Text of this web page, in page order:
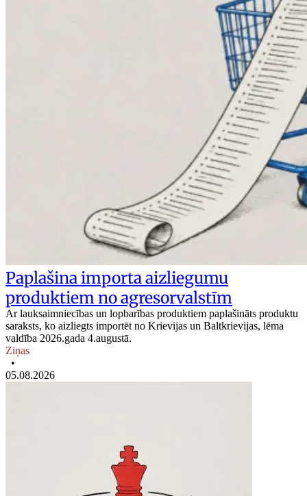
Paplašina importa aizliegumu
produktiem no agresorvalstīm
Ar lauksaimniecības un lopbarības produktiem paplašināts produktu
saraksts, ko aizliegts importēt no Krievijas un Baltkrievijas, lēma
valdība 2026.gada 4.augustā.
Ziņas
•
05.08.2026